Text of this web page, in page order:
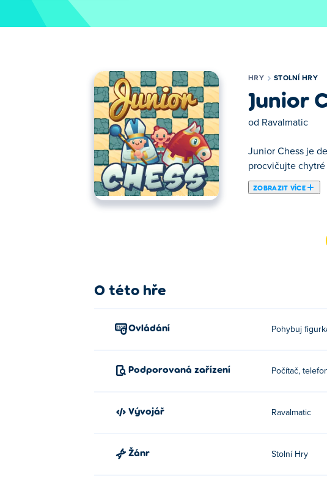
HRY STOLNÍ HRY
Junior
od Ravalmatic
Junior Chess je
procvičujte chytré
ZOBRAZIT VÍCE
Zde si můžeš zahrát Junior Chess. Junior Chess je
O této hře
Ovládání Pohybuj
Podporovaná zařízení Počítač,
Vývojář Ravalmatic
Žánr Stolní Hry